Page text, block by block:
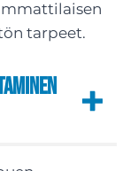
tarpeet.